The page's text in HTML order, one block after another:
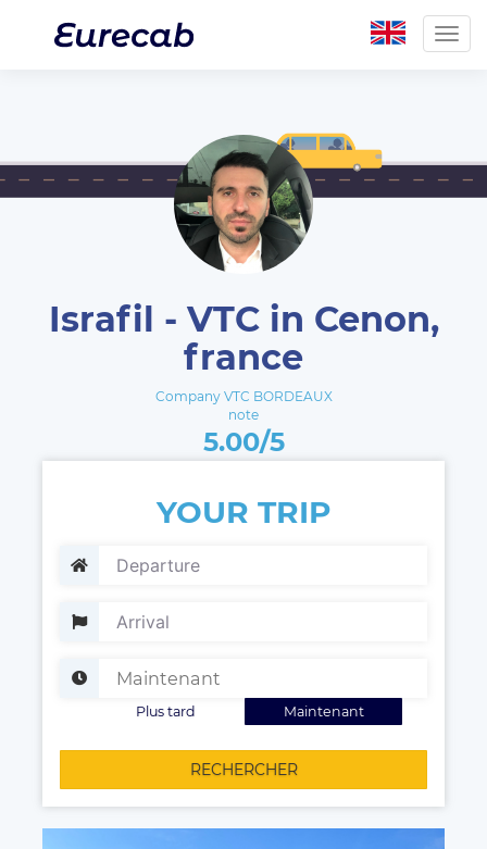
Israfil - VTC in Cenon,
france
Company VTC BORDEAUX
note
5.00/5
YOUR TRIP
Maintenant
Plus tard
RECHERCHER